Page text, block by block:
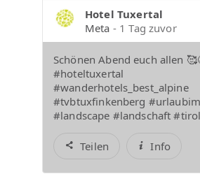
Hotel Tuxertal
Meta - 1 Tag zuvor
Schönen Abend euch allen
#hoteltuxertal
#wanderhotels_best_alpine
#tvbtuxfinkenberg
#landscape #landschaft
Teilen Info